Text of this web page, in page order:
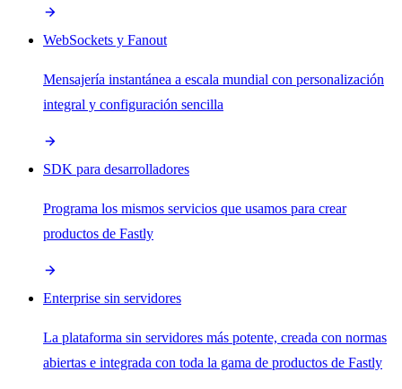
WebSockets y Fanout
Mensajería instantánea a escala mundial con personalización
integral y configuración sencilla
SDK para desarrolladores
Programa los mismos servicios que usamos para crear
productos de Fastly
Enterprise sin servidores
La plataforma sin servidores más potente, creada con normas
abiertas e integrada con toda la gama de productos de Fastly